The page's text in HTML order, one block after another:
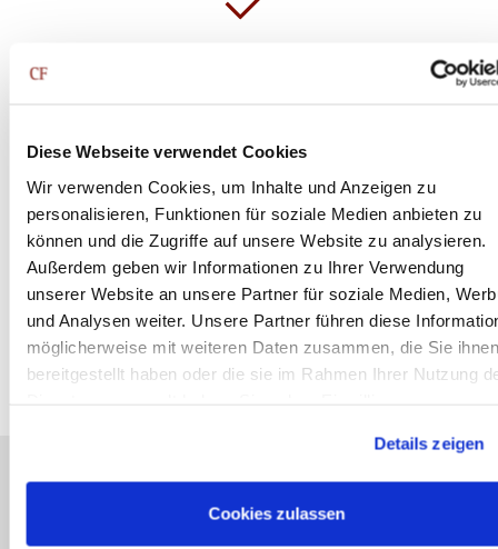
Diese Webseite verwendet Cookies
Wir verwenden Cookies, um Inhalte und Anzeigen zu
personalisieren, Funktionen für soziale Medien anbieten zu
können und die Zugriffe auf unsere Website zu analysieren.
Außerdem geben wir Informationen zu Ihrer Verwendung
unserer Website an unsere Partner für soziale Medien,
und Analysen weiter. Unsere Partner führen diese
möglicherweise mit weiteren Daten zusammen, die Sie ihnen
bereitgestellt haben oder die sie im Rahmen Ihrer Nutzung
Details zeigen
Cookies zulassen
Nachteile:
lange Verhandlungen mit der Bank und Vorlage
zahlreicher Unterlagen erforderlich
Factoring
Factoring ist der Verkauf offener Forderungen an einen